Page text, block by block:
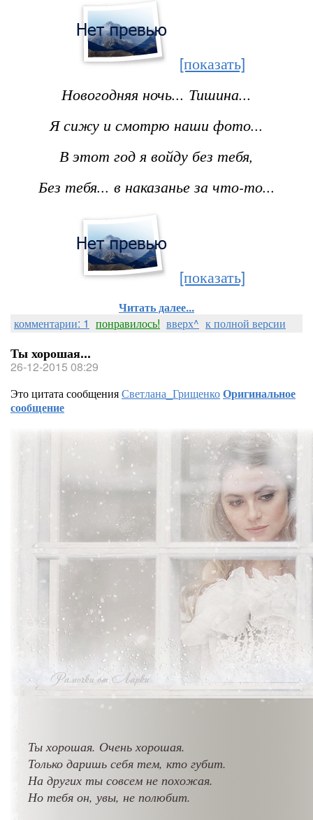
[показать]
Новогодняя ночь... Тишина...
Я сижу и смотрю наши фото...
В этот год я войду без тебя,
Без тебя... в наказанье за что-то...
[показать]
Читать далее...
комментарии: 1 понравилось! вверх^ к полной версии
Ты хорошая...
26-12-2015 08:29
Это цитата сообщенияСветлана_ГрищенкоОригинальное
сообщение
Ты хорошая. Очень хорошая.
Только даришь себя тем, кто губит.
На других ты совсем не похожая.
Но тебя он, увы, не полюбит.